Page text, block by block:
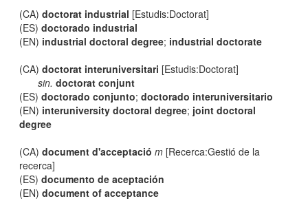
(CA)doctorat industrial [Estudis:Doctorat]
(ES)doctorado industrial
(EN) industrial doctoral degree; industrial doctorate
(CA)doctorat interuniversitari [Estudis:Doctorat]
sin. doctorat conjunt
(ES)doctorado conjunto;doctorado interuniversitario
(EN) interuniversity doctoral degree; joint doctoral
degree
(CA)document d'acceptació m [Recerca:Gestió de la
recerca]
(ES)documento de aceptación
(EN)document of acceptance